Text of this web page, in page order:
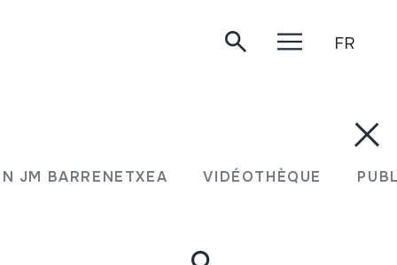
JM BARRENETXEA VIDÉOTHÈQUE
FR